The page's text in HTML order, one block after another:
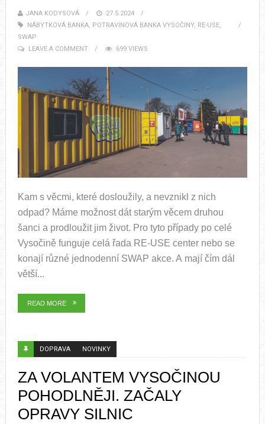
JANA KODYSOVÁ
27.5.2024
NÁBYTKOVÁ BANKA, POTRAVINOVÁ BANKA VYSOČINY, RE-USE,
SWAP
LEAVE A COMMENT
699 VIEWS
Kam s věcmi, které dosloužily, a nevznikl z nich
odpad? Máme možnost dát starým věcem druhou
šanci a prodloužit jim život. Pro tyto případy po celé
Vysočině funguje celá řada RE-USE center nebo se
konají různé jednodenní SWAP akce. A mají čím dál
větší...
READ MORE
DOPRAVA NOVINKY
ZA VOLANTEM VYSOČINOU
POHODLNĚJI. ZAČALY
OPRAVY SILNIC